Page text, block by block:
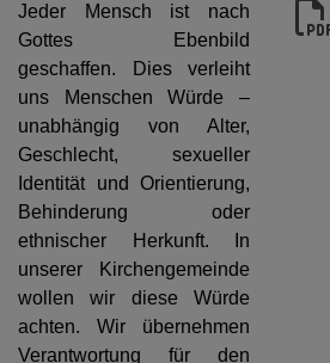
Jeder Mensch ist nach
Gottes Ebenbild
geschaffen. Dies verleiht
uns Menschen Würde –
unabhängig von Alter,
Geschlecht, sexueller
Identität und Orientierung,
Behinderung oder
ethnischer Herkunft. In
unserer Kirchengemeinde
wollen wir diese Würde
achten. Wir übernehmen
Verantwortung für den